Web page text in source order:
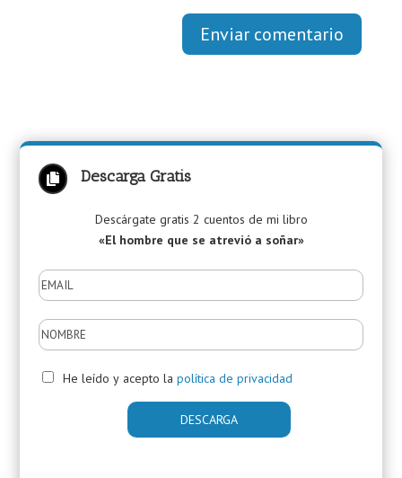
Enviar comentario
 Descarga Gratis
Descárgate gratis 2 cuentos de mi libro
«El hombre que se atrevió a soñar»
He leído y acepto la política de privacidad